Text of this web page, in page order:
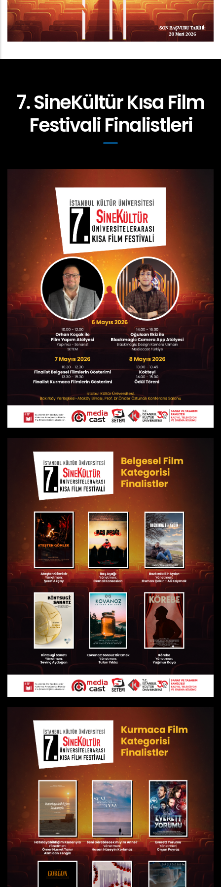
7. SineKültür Kısa Film
Festivali Finalistleri